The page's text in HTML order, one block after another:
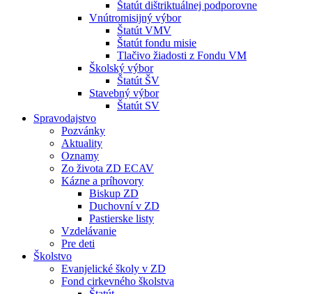
Štatút dištriktuálnej podporovne
Vnútromisijný výbor
Štatút VMV
Štatút fondu misie
Tlačivo žiadosti z Fondu VM
Školský výbor
Štatút ŠV
Stavebný výbor
Štatút SV
Spravodajstvo
Pozvánky
Aktuality
Oznamy
Zo života ZD ECAV
Kázne a príhovory
Biskup ZD
Duchovní v ZD
Pastierske listy
Vzdelávanie
Pre deti
Školstvo
Evanjelické školy v ZD
Fond cirkevného školstva